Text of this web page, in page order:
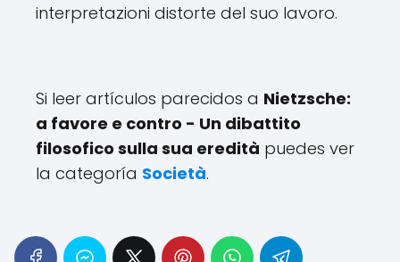
interpretazioni distorte del suo lavoro.
Si leer artículos parecidos a Nietzsche:
a favore e contro - Un dibattito
filosofico sulla sua eredità puedes ver
la categoría Società.